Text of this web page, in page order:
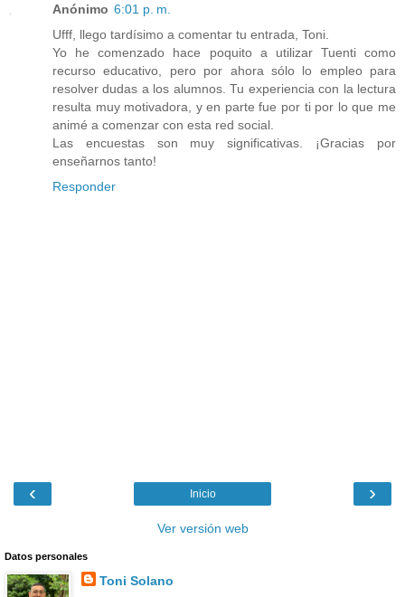
Anónimo 6:01 p. m.
Ufff, llego tardísimo a comentar tu entrada, Toni.
Yo he comenzado hace poquito a utilizar Tuenti como
recurso educativo, pero por ahora sólo lo empleo para
resolver dudas a los alumnos. Tu experiencia con la lectura
resulta muy motivadora, y en parte fue por ti por lo que me
animé a comenzar con esta red social.
Las encuestas son muy significativas. ¡Gracias por
enseñarnos tanto!
Responder
‹ ›
Inicio
Ver versión web
Datos personales
Toni Solano